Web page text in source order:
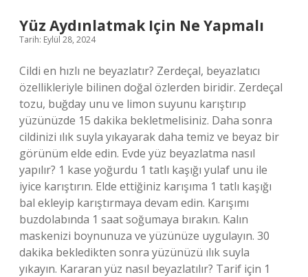
Yüz Aydınlatmak Için Ne Yapmalı
Tarih: Eylül 28, 2024
Cildi en hızlı ne beyazlatır? Zerdeçal, beyazlatıcı
özellikleriyle bilinen doğal özlerden biridir. Zerdeçal
tozu, buğday unu ve limon suyunu karıştırıp
yüzünüzde 15 dakika bekletmelisiniz. Daha sonra
cildinizi ılık suyla yıkayarak daha temiz ve beyaz bir
görünüm elde edin. Evde yüz beyazlatma nasıl
yapılır? 1 kase yoğurdu 1 tatlı kaşığı yulaf unu ile
iyice karıştırın. Elde ettiğiniz karışıma 1 tatlı kaşığı
bal ekleyip karıştırmaya devam edin. Karışımı
buzdolabında 1 saat soğumaya bırakın. Kalın
maskenizi boynunuza ve yüzünüze uygulayın. 30
dakika bekledikten sonra yüzünüzü ılık suyla
yıkayın. Kararan yüz nasıl beyazlatılır? Tarif için 1